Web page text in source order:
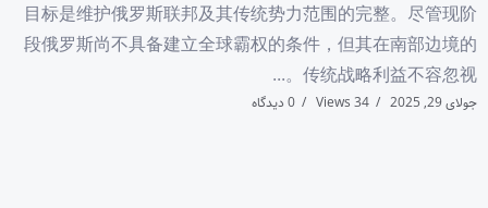
目标是维护俄罗斯联邦及其传统势力范围的完整。尽管现阶
段俄罗斯尚不具备建立全球霸权的条件，但其在南部边境的
传统战略利益不容忽视。...
جولای 29, 2025 34 Views 0 دیدگاه